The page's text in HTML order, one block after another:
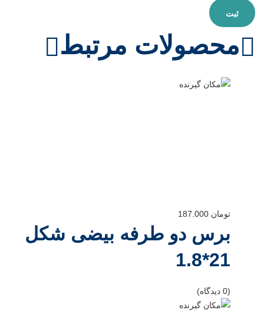
محصولات مرتبط
تومان
برس دو طرفه بیضی شکل
21*1.8
(0 دیدگاه)